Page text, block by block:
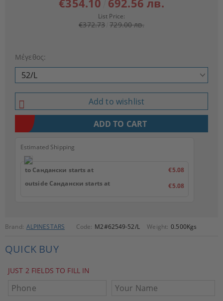
Brand: ALPINESTARS Code: M2#62549-52/L Weight: 0.500Kgs
QUICK BUY
JUST 2 FIELDS TO FILL IN
€354.10 692.56 лв.
List Price:
€372.73 729.00 лв.
Μέγεθος:
Add to wishlist
Estimated Shipping
to Сандански starts at
€5.08
outside Сандански starts at
€5.08